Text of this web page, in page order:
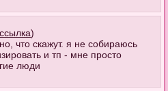
ссылка)
что скажут. я не собираюсь
и тп - мне просто
люди